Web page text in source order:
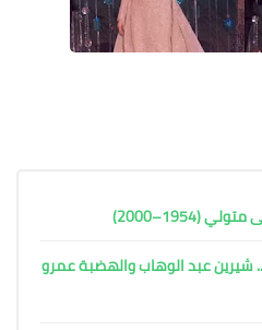
شيرين عبد الوهاب والهضبة عمرو